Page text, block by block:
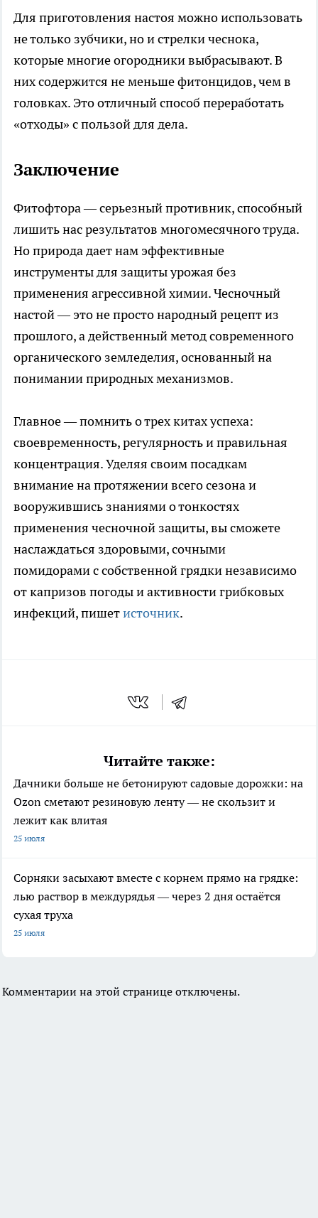
Для приготовления настоя можно использовать
не только зубчики, но и стрелки чеснока,
которые многие огородники выбрасывают. В
них содержится не меньше фитонцидов, чем в
головках. Это отличный способ переработать
«отходы» с пользой для дела.
Заключение
Фитофтора — серьезный противник, способный
лишить нас результатов многомесячного труда.
Но природа дает нам эффективные
инструменты для защиты урожая без
применения агрессивной химии. Чесночный
настой — это не просто народный рецепт из
прошлого, а действенный метод современного
органического земледелия, основанный на
понимании природных механизмов.
Главное — помнить о трех китах успеха:
своевременность, регулярность и правильная
концентрация. Уделяя своим посадкам
внимание на протяжении всего сезона и
вооружившись знаниями о тонкостях
применения чесночной защиты, вы сможете
наслаждаться здоровыми, сочными
помидорами с собственной грядки независимо
от капризов погоды и активности грибковых
инфекций, пишетисточник.
Читайте также:
Дачники больше не бетонируют садовые дорожки: на
Ozon сметают резиновую ленту — не скользит и
лежит как влитая
25 июля
Сорняки засыхают вместе с корнем прямо на грядке:
лью раствор в междурядья — через 2 дня остаётся
сухая труха
25 июля
Комментарии на этой странице отключены.